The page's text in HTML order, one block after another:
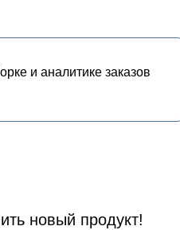
и аналитике заказов
новый продукт!